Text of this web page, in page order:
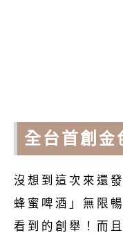
全台首創 金
沒想到這次來還
蜂蜜啤酒」無限
看到的創舉！而